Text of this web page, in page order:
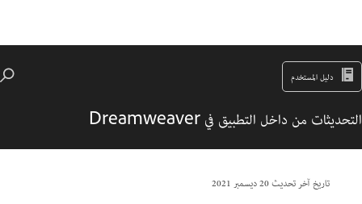
دليل المستخدم
التحديثات من داخل التطبيق في Dreamweaver
تاريخ آخر تحديث20 ديسمبر 2021